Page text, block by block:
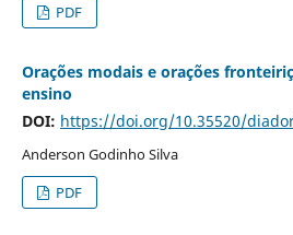
PDF
Orações modais e orações
ensino
DOI: https://doi.org/10.35520/
Anderson Godinho Silva
PDF